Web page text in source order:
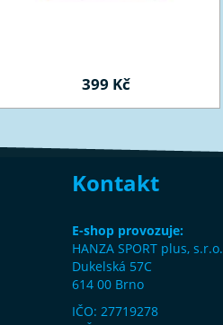
399 Kč
Kontakt
E-shop provozuje:
HANZA SPORT plus, s.r.o.
Dukelská 57C
614 00 Brno
IČO: 27719278